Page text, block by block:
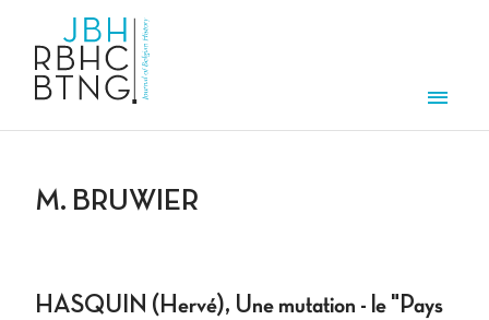
M. BRUWIER
HASQUIN (Hervé), Une mutation - le "Pays